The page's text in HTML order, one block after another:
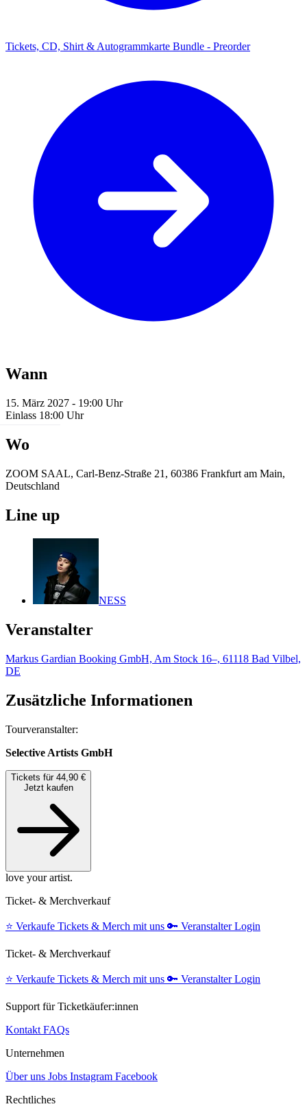
Tickets, CD, Shirt & Autogrammkarte Bundle - Preorder
Wann
15. März 2027 - 19:00 Uhr
Einlass 18:00 Uhr
Wo
ZOOM SAAL, Carl-Benz-Straße 21, 60386 Frankfurt am Main,
Deutschland
Line up
NESS
Veranstalter
Markus Gardian Booking GmbH, Am Stock 16–, 61118 Bad Vilbel,
DE
Zusätzliche Informationen
Tourveranstalter:
Selective Artists GmbH
Tickets für 44,90 €
Jetzt kaufen
love your artist.
Ticket- & Merchverkauf
⭐️ Verkaufe Tickets & Merch mit uns 🔑 Veranstalter Login
Ticket- & Merchverkauf
⭐️ Verkaufe Tickets & Merch mit uns 🔑 Veranstalter Login
Support für Ticketkäufer:innen
Kontakt FAQs
Unternehmen
Über uns Jobs Instagram Facebook
Rechtliches